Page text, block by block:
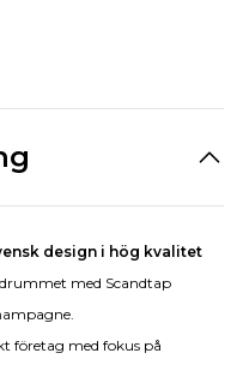
design i hög kvalitet
med Scandtap
företag med fokus på